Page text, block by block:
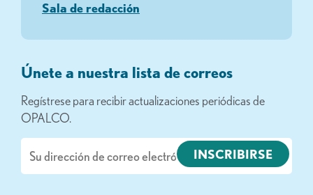
Sala de redacción
Únete a nuestra lista de correos
Regístrese para recibir actualizaciones periódicas de
OPALCO.
electrónico